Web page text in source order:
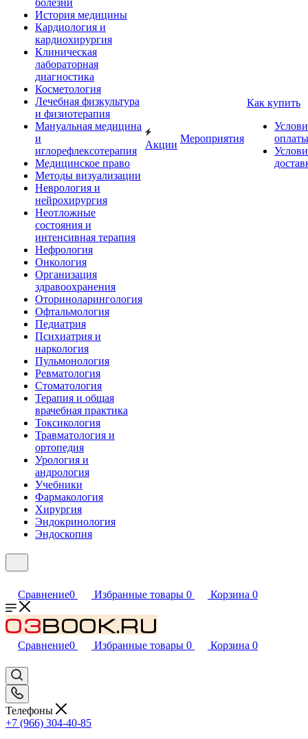
болезни
История медицины
Кардиология и
кардиохирургия
Клиническая
лабораторная
диагностика
Косметология
Лечебная физкультура
и физиотерапия
Мануальная медицина
и
иглорефлексотерапия
Медицинское право
Методы визуализации
Неврология и
нейрохирургия
Неотложные
состояния и
интенсивная терапия
Нефрология
Онкология
Организация
здравоохранения
Оториноларингология
Офтальмология
Педиатрия
Психиатрия и
наркология
Пульмонология
Ревматология
Стоматология
Терапия и общая
врачебная практика
Токсикология
Травматология и
ортопедия
Урология и
андрология
Учебники
Фармакология
Хирургия
Эндокринология
Эндоскопия
Акции
Мероприятия
Как купить
оплаты
Сравнение0 Избранные товары 0 Корзина 0
Сравнение0 Избранные товары 0 Корзина 0
Телефоны
+7 (966) 304-40-85